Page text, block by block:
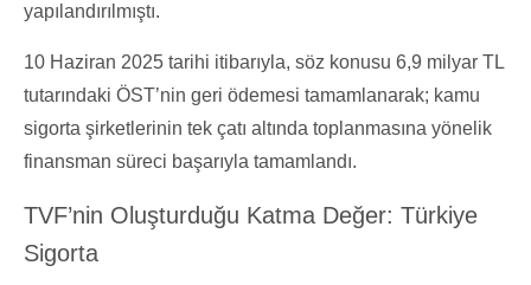
yapılandırılmıştı.
10 Haziran 2025 tarihi itibarıyla, söz konusu 6,9 milyar TL
tutarındaki ÖST’nin geri ödemesi tamamlanarak; kamu
sigorta şirketlerinin tek çatı altında toplanmasına yönelik
finansman süreci başarıyla tamamlandı.
TVF’nin Oluşturduğu Katma Değer: Türkiye
Sigorta